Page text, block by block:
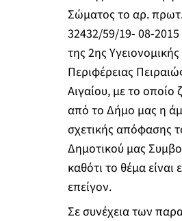
Σώματος το αρ.
32432/59/19- 08-
της 2ης Υγειονομικής
Περιφέρειας
Αιγαίου, με το οποίο
από το Δήμο μας η
σχετικής απόφασης
Δημοτικού μας
καθότι το θέμα είναι
επείγον.
Σε συνέχεια των